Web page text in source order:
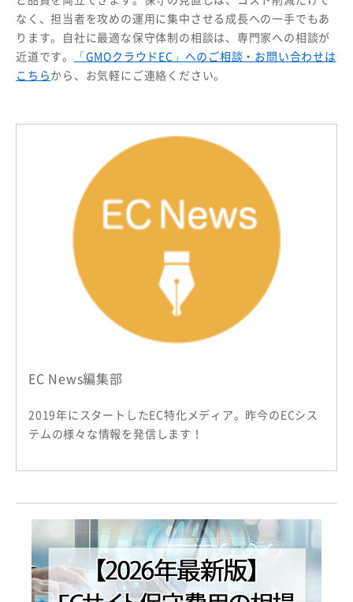
なく、担当者を攻めの運用に集中させる成長への一手でもあ
ります。自社に最適な保守体制の相談は、専門家への相談が
近道です。
「GMOクラウドEC」へのご相談・お問い合わせは
こちらから、お気軽にご連絡ください。
EC News編集部
2019年にスタートしたEC特化メディア。昨今のECシス
テムの様々な情報を発信します！